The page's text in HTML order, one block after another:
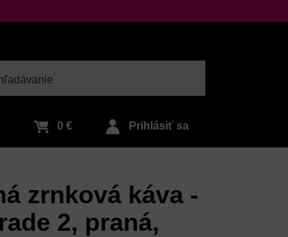
Prihlásiť sa
0 €
zrnková káva -
2, praná,